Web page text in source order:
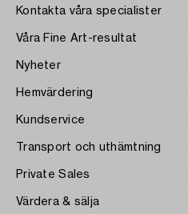
Kontakta våra specialister
Våra Fine Art-resultat
Nyheter
Hemvärdering
Kundservice
Transport och uthämtning
Private Sales
Värdera & sälja